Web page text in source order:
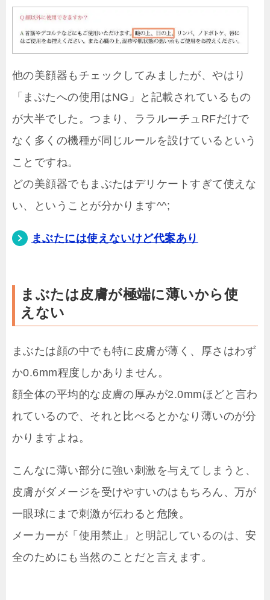
他の美顔器もチェックしてみましたが、やはり
「まぶたへの使用はNG」と記載されているもの
が大半でした。つまり、ララルーチュRFだけで
なく多くの機種が同じルールを設けているという
ことですね。
どの美顔器でもまぶたはデリケートすぎて使えな
い、ということが分かります^^;
まぶたには使えないけど代案あり
まぶたは皮膚が極端に薄いから使
えない
まぶたは顔の中でも特に皮膚が薄く、厚さはわず
か0.6mm程度しかありません。
顔全体の平均的な皮膚の厚みが2.0mmほどと言わ
れているので、それと比べるとかなり薄いのが分
かりますよね。
こんなに薄い部分に強い刺激を与えてしまうと、
皮膚がダメージを受けやすいのはもちろん、万が
一眼球にまで刺激が伝わると危険。
メーカーが「使用禁止」と明記しているのは、安
全のためにも当然のことだと言えます。